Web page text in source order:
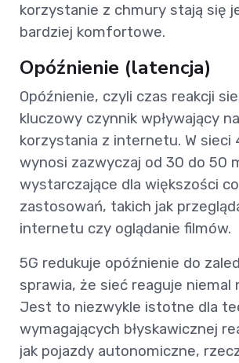
korzystanie z chmury stają się
bardziej komfortowe.
Opóźnienie (latencja)
Opóźnienie, czyli czas reakcji
kluczowy czynnik wpływający
korzystania z internetu. W sieci
wynosi zazwyczaj od 30 do 50
wystarczające dla większości
zastosowań, takich jak
internetu czy oglądanie filmów.
5G redukuje opóźnienie do
sprawia, że sieć reaguje niemal
Jest to niezwykle istotne dla
wymagających błyskawicznej
jak pojazdy autonomiczne,